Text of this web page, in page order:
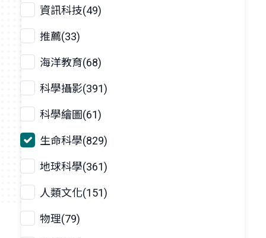
資訊科技(49)
推薦(33)
海洋教育(68)
科學攝影(391)
科學繪圖(61)
生命科學(829)
地球科學(361)
人類文化(151)
物理(79)